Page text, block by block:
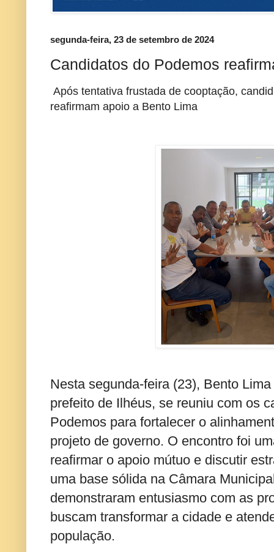
segunda-feira, 23 de setembro de 2024
Candidatos do Podemos
Após tentativa frustada de cooptação,
reafirmam apoio a Bento Lima
Nesta segunda-feira (23), Bento
prefeito de Ilhéus, se reuniu com os
Podemos para fortalecer o
projeto de governo. O encontro foi
reafirmar o apoio mútuo e discutir
uma base sólida na Câmara
demonstraram entusiasmo com as
buscam transformar a cidade e
população.